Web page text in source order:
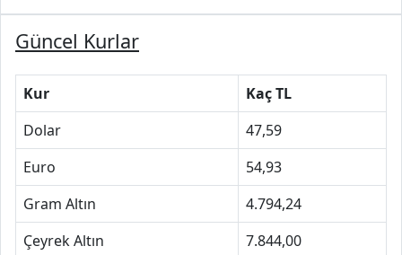
Güncel Kurlar
Kur
Kaç TL
Dolar
47,59
Euro
54,93
Gram Altın
4.794,24
Çeyrek Altın
7.844,00